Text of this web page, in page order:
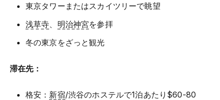
東京タワーまたはスカイツリーで眺望
浅草寺
明治神宮を参拝
冬の東京をざっと観光
滞在先：
格安： 新宿/渋谷のホステルで1泊あたり$60-80